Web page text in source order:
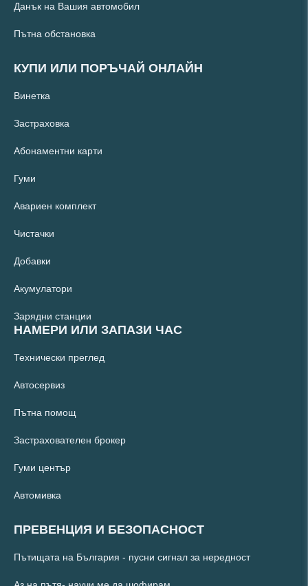
Данък на Вашия автомобил
Пътна обстановка
КУПИ ИЛИ ПОРЪЧАЙ ОНЛАЙН
Винетка
Застраховка
Абонаментни карти
Гуми
Авариен комплект
Чистачки
Добавки
Акумулатори
Зарядни станции
НАМЕРИ ИЛИ ЗАПАЗИ ЧАС
Технически преглед
Автосервиз
Пътна помощ
Застрахователен брокер
Гуми център
Автомивка
ПРЕВЕНЦИЯ И БЕЗОПАСНОСТ
Пътищата на България - пусни сигнал за нередност